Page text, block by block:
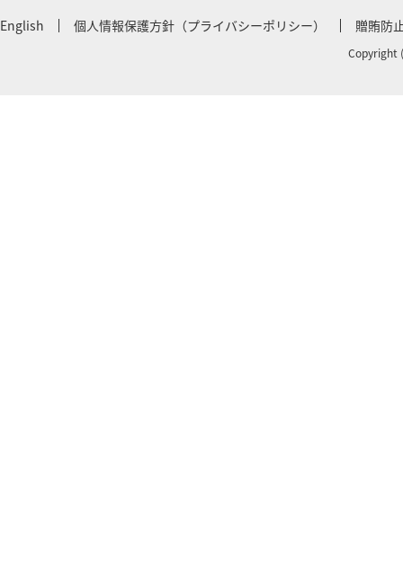
English 個人情報保護方針（プライバシーポリシー） 贈賄防
Copyright